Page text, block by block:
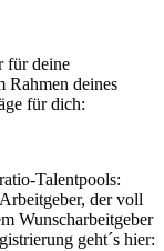
für deine
Rahmen deines
für dich:
Talentpools:
der voll
Wunscharbeitgeber
geht´s hier: